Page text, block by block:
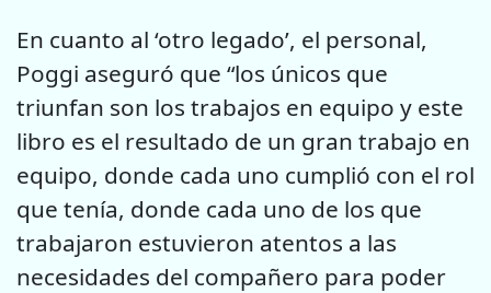
En cuanto al ‘otro legado’, el personal,
Poggi aseguró que “los únicos que
triunfan son los trabajos en equipo y este
libro es el resultado de un gran trabajo en
equipo, donde cada uno cumplió con el rol
que tenía, donde cada uno de los que
trabajaron estuvieron atentos a las
necesidades del compañero para poder